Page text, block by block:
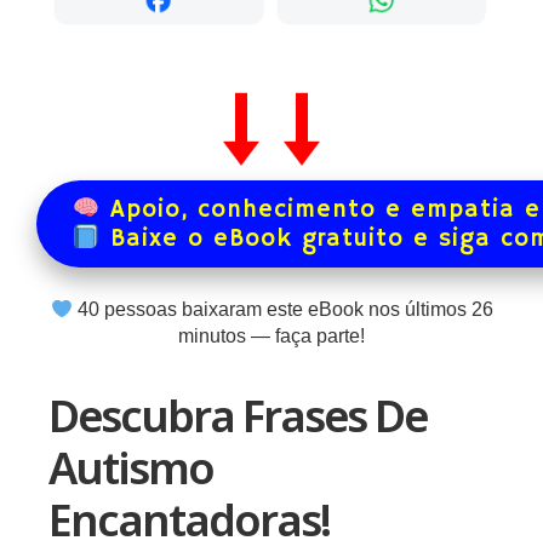
Apoio, conhecimento e empatia
Baixe o eBook gratuito e siga
40pessoas baixaram este eBook nos últimos 26
minutos — faça parte!
Descubra Frases De
Autismo
Encantadoras!